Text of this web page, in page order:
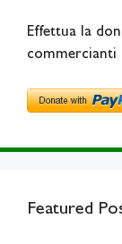
Effettua la
commercianti
Featured